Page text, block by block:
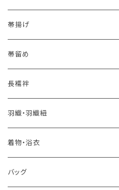
格ある夏の名古屋帯（都の絽綴れ）
おとなの浴衣(有松 鳴海絞り)
自宅で洗える！本麻長襦袢
憧れの高級カジュアル帯
河合美術織物 訪問着に合わせる袋帯
訪問着に合わせるフォーマル帯
夏・単衣用(夏帯)
- 西陣織
夏・単衣用(夏帯)
- 紬帯・自然布
- 琉球帯
- 染め帯
- 袋帯・洒落袋帯
- 名古屋帯
- おびやオリジナル
- 細平唐組 (7mmスリム帯締め)
- 田中節子
帯揚げ
- おびやオリジナル
- 京都 三浦清商店
- 大津工房 荒尾ちどり
帯留め
-おびやオリジナル
長襦袢
羽織・羽織紐
-おびやオリジナル
着物・浴衣
バッグ